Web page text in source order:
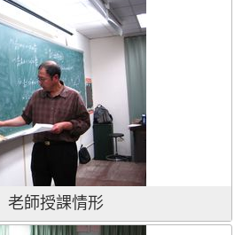
老師授課情形